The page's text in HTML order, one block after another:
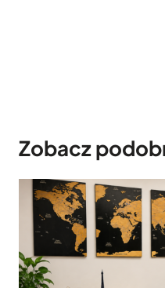
Zobacz